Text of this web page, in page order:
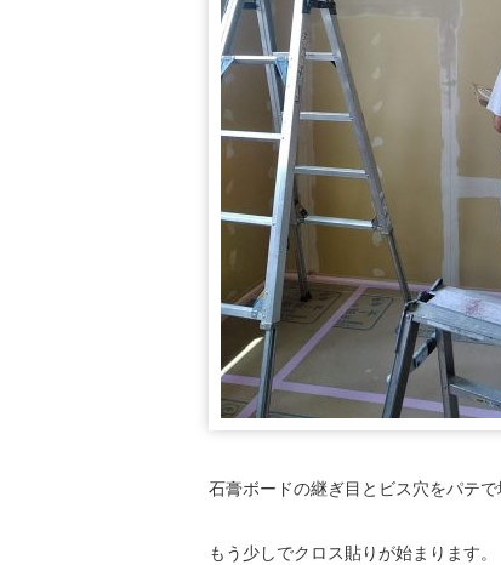
石膏ボードの継ぎ目とビス穴をパテ
もう少しでクロス貼りが始まります。